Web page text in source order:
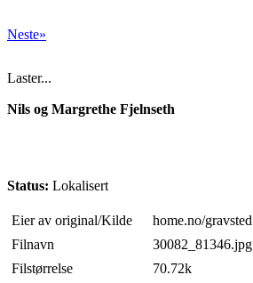
Neste»
Laster...
Nils og Margrethe Fjelnseth
Status: Lokalisert
Eier av original/Kilde
home.no/gravsted
Filnavn
30082_81346.jpg
Filstørrelse
70.72k